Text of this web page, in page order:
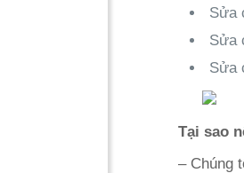
Sửa
Sửa
Sửa
Tại sao
– Chúng